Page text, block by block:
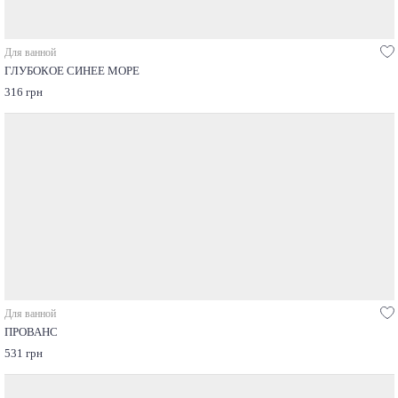
Для ванной
ГЛУБОКОЕ СИНЕЕ МОРЕ
316 грн
Для ванной
ПРОВАНС
531 грн